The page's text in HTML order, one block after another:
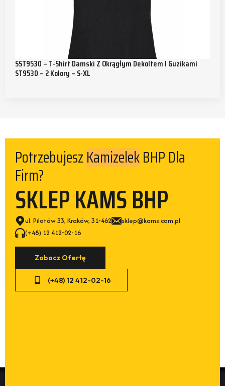
SST9530 – T-Shirt Damski Z Okrągłym Dekoltem I Guzikami
ST9530 – 2 Kolory – S-XL
Potrzebujesz KamizelekBHP Dla
Firm?
SKLEP KAMS BHP
ul. Pilotów 33, Kraków, 31-462
sklep@kams.com.pl
(+48) 12 412-02-16
Zobacz Ofertę
(+48) 12 412-02-16